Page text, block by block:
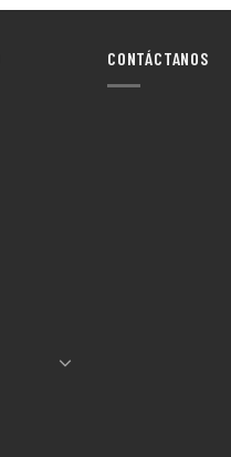
CONTÁCTANOS